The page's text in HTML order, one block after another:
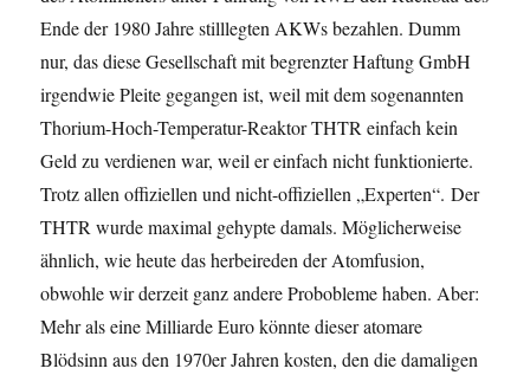
Ende der 1980 Jahre stilllegten AKWs bezahlen. Dumm
nur, das diese Gesellschaft mit begrenzter Haftung GmbH
irgendwie Pleite gegangen ist, weil mit dem sogenannten
Thorium-Hoch-Temperatur-Reaktor THTR einfach kein
Geld zu verdienen war, weil er einfach nicht funktionierte.
Trotz allen offiziellen und nicht-offiziellen „Experten“. Der
THTR wurde maximal gehypte damals. Möglicherweise
ähnlich, wie heute das herbeireden der Atomfusion,
obwohle wir derzeit ganz andere Probobleme haben. Aber:
Mehr als eine Milliarde Euro könnte dieser atomare
Blödsinn aus den 1970er Jahren kosten, den die damaligen